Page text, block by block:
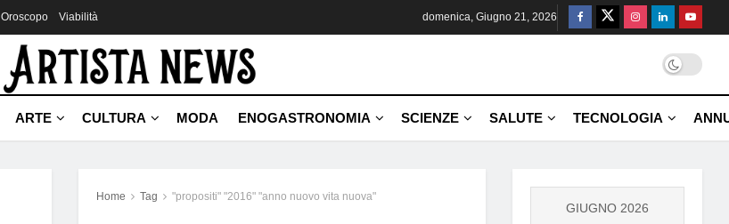
Oroscopo Viabilità domenica, Giugno 21, 2026
ARTE CULTURA MODA ENOGASTRONOMIA SCIENZE SALUTE TECNOLOGIA
Home Tag "propositi" "2016" "anno nuovo vita nuova"
GIUGNO 2026